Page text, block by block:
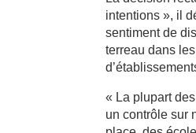
intentions », il
sentiment de
terreau dans
« La plupart
un contrôle sur